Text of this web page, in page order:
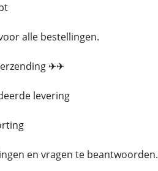
alle bestellingen.
✈✈
levering
en vragen te beantwoorden.